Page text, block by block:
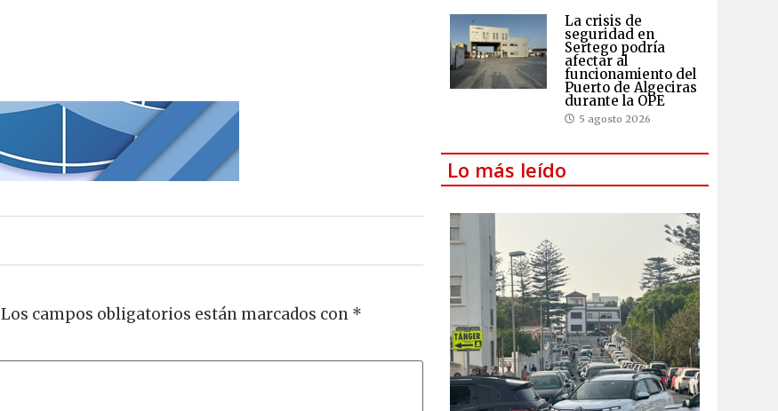
Los campos obligatorios están marcados con *
La crisis de
seguridad en
Sertego podría
afectar al
funcionamiento del
Puerto de Algeciras
durante la OPE
5 agosto 2026
Lo más leído